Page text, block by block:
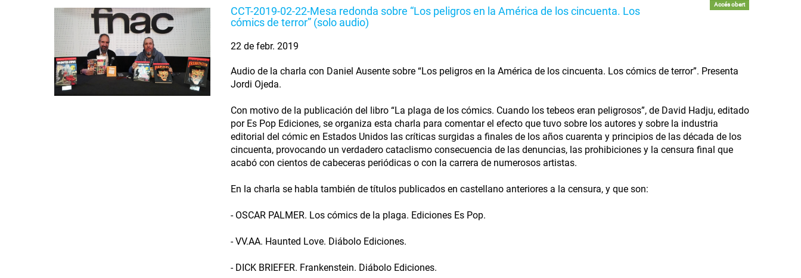
CCT-2019-02-22-Mesa redonda sobre “Los peligros en la América de los cincuenta. Los
cómics de terror” (solo audio)
Accés obert
22 de febr. 2019
Audio de la charla con Daniel Ausente sobre “Los peligros en la América de los cincuenta. Los cómics de terror”. Presenta
Jordi Ojeda.
Con motivo de la publicación del libro “La plaga de los cómics. Cuando los tebeos eran peligrosos”, de David Hadju, editado
por Es Pop Ediciones, se organiza esta charla para comentar el efecto que tuvo sobre los autores y sobre la industria
editorial del cómic en Estados Unidos las críticas surgidas a finales de los años cuarenta y principios de las década de los
cincuenta, provocando un verdadero cataclismo consecuencia de las denuncias, las prohibiciones y la censura final que
acabó con cientos de cabeceras periódicas o con la carrera de numerosos artistas.
En la charla se habla también de títulos publicados en castellano anteriores a la censura, y que son:
- OSCAR PALMER. Los cómics de la plaga. Ediciones Es Pop.
- VV.AA. Haunted Love. Diábolo Ediciones.
- DICK BRIEFER. Frankenstein. Diábolo Ediciones.